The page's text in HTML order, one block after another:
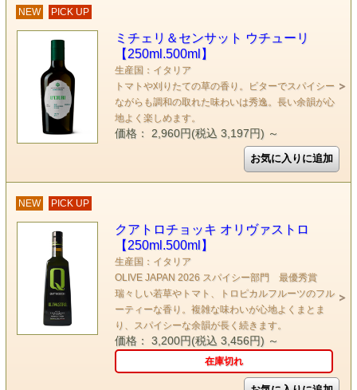
NEW PICK UP
ミチェリ＆センサット ウチューリ
【250ml.500ml】
生産国：イタリア
トマトや刈りたての草の香り。ビターでスパイシー
ながらも調和の取れた味わいは秀逸。長い余韻が心
地よく楽しめます。
価格： 2,960円(税込 3,197円) ～
NEW PICK UP
クアトロチョッキ オリヴァストロ
【250ml.500ml】
生産国：イタリア
OLIVE JAPAN 2026 スパイシー部門 最優秀賞
瑞々しい若草やトマト、トロピカルフルーツのフル
ーティーな香り。複雑な味わいが心地よくまとま
り、スパイシーな余韻が長く続きます。
価格： 3,200円(税込 3,456円) ～
在庫切れ